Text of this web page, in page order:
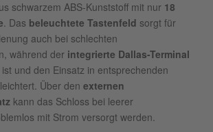
schwarzem ABS-Kunststoff mit nur 18
. Das beleuchtete Tastenfeld sorgt für
auch bei schlechten
während der integrierte Dallas-Terminal
und den Einsatz in entsprechenden
Über den externen
kann das Schloss bei leerer
mit Strom versorgt werden.